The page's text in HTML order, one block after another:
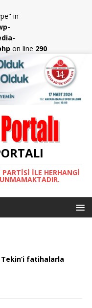
in
on line 290
ILE HERHANGI
Tekin’i fatihalarla